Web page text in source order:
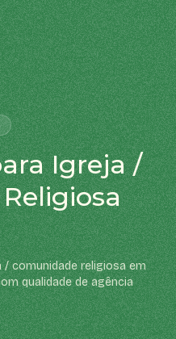
Igreja /
/ comunidade religiosa em
qualidade de agência